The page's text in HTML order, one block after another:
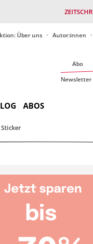
Über uns Autor:innen
Abo
Newsletter
ABOS
Sticker